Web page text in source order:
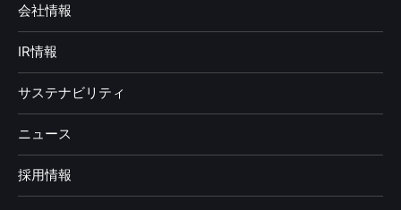
会社情報
IR情報
サステナビリティ
ニュース
採用情報